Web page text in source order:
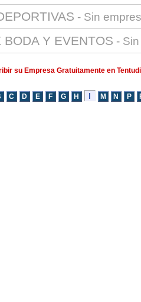
- Sin
BODA Y EVENTOS -
su Empresa Gratuitamente en